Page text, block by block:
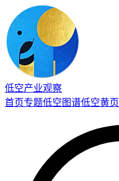
低空产业观察
首页专题低空图谱低空黄页